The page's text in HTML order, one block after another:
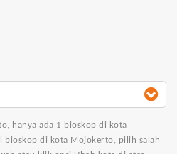
, hanya ada 1 bioskop di kota
bioskop di kota Mojokerto, pilih salah